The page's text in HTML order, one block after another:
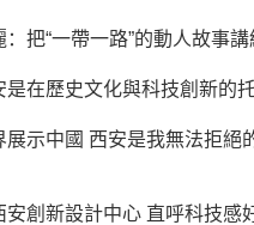
把“一帶一路”的動人故事
在歷史文化與科技創新的
示中國 西安是我無法拒絕
安創新設計中心 直呼科技感